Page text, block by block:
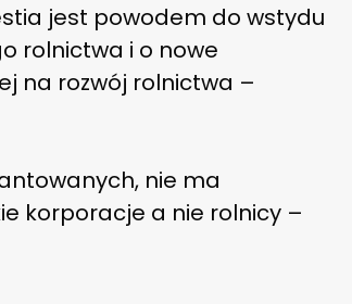
jest powodem do wstydu
rolnictwa i o nowe
na rozwój rolnictwa –
nie ma
korporacje a nie rolnicy –